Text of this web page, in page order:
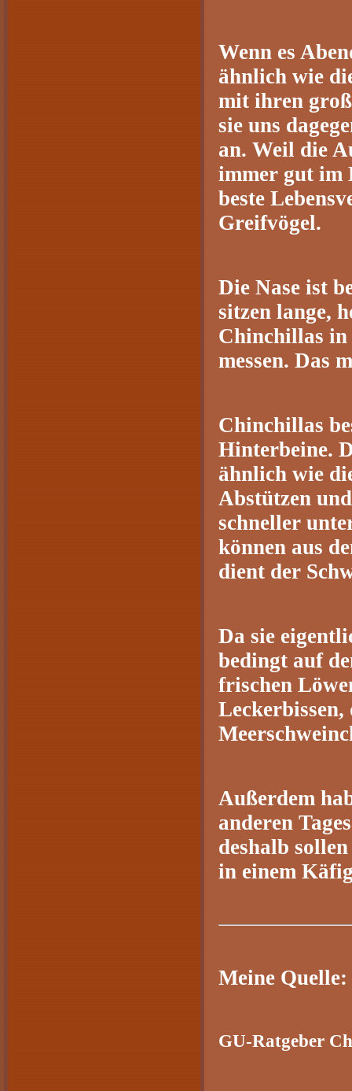
Wenn es
ähnlich wie
mit ihren
sie uns
an. Weil die
immer gut im
beste
Greifvögel.
Die Nase ist
sitzen lange,
Chinchillas in
messen. Das
Chinchillas
Hinterbeine.
ähnlich wie
Abstützen
schneller
können aus
dient der
Da sie
bedingt auf
frischen
Außerdem
anderen
deshalb
in einem
Meine Quelle:
GU-Ratgeber